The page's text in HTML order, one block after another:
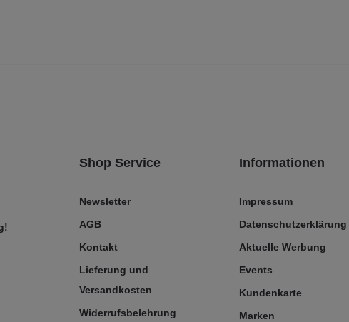
Shop Service
Newsletter
AGB
Kontakt
Lieferung und
Versandkosten
Widerrufsbelehrung
Informationen
Impressum
Datenschutzerklärung
Aktuelle Werbung
Events
Kundenkarte
Marken